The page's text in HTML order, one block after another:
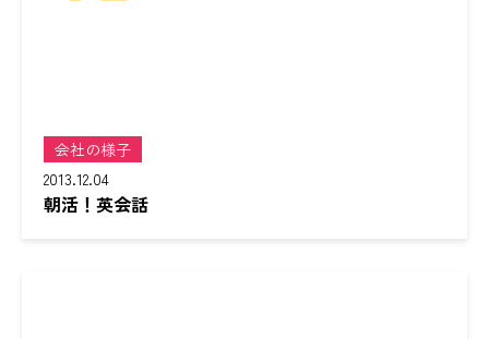
会社の様子
2013.12.04
朝活！英会話